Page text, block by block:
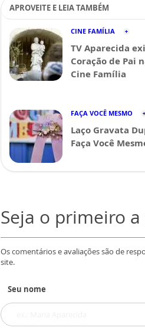
APROVEITE E LEIA TAMBÉM
CINE FAMÍLIA
TV Aparecida
Coração de Pai
Cine Família
FAÇA VOCÊ MESMO
Laço Gravata
Faça Você
Seja o primeiro
Os comentários e avaliações são de
site.
Seu nome